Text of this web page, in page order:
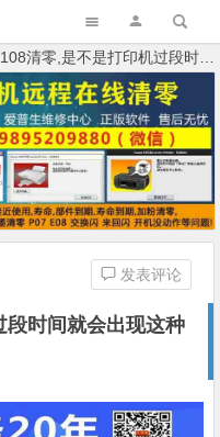
清零,是不是打印机过段时间就会出现这种情况？
时间就会出现这种
发表评论